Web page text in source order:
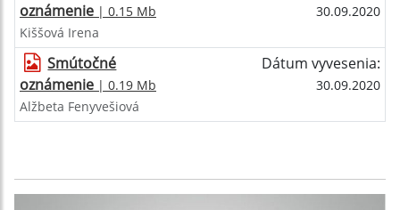
oznámenie | 0.15 Mb
30.09.2020
Kiššová Irena
Smútočné
oznámenie | 0.19 Mb
Dátum vyvesenia:
30.09.2020
Alžbeta Fenyvešiová